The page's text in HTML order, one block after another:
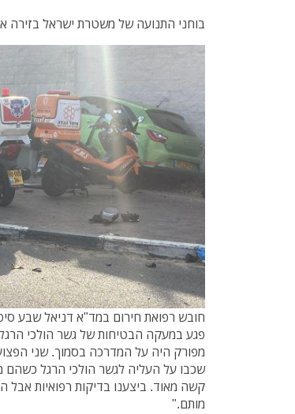
בוחני התנועה של משטרת ישראל בזירה
חובש רפואת חירום במד"א דניאל שבע
פגע במעקה הבטיחות של גשר הולכי הרגל
שכבו על העליה לגשר הולכי הרגל כשהם
קשה מאוד. ביצענו בדיקות רפואיות אבל
מותם."